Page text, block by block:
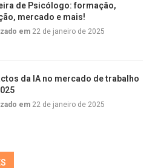
de Psicólogo: formação,
mercado e mais!
em 22 de janeiro de 2025
da IA no mercado de trabalho
em 22 de janeiro de 2025